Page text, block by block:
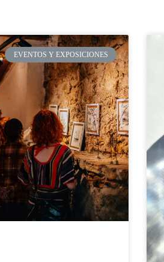
EVENTOS Y EXPOSICIONES